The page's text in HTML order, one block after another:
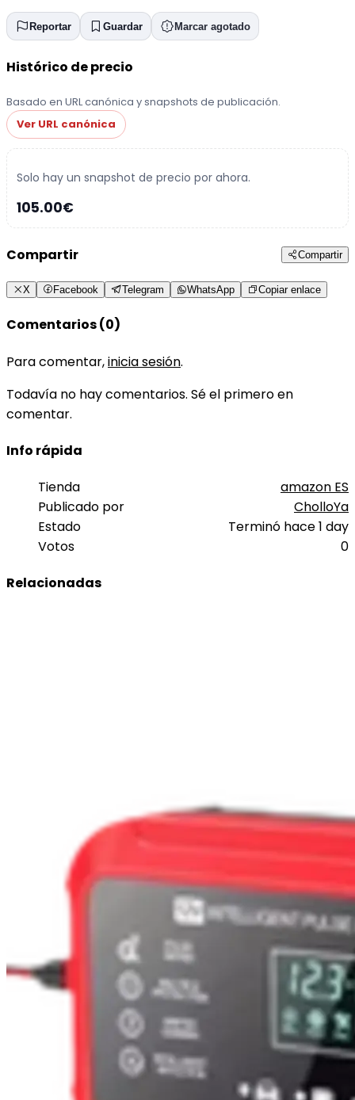
Reportar Guardar Marcar agotado
Histórico de precio
Basado en URL canónica y snapshots de publicación.
Ver URL canónica
Solo hay un snapshot de precio por ahora.
105.00€
Compartir Compartir
X Facebook Telegram WhatsApp Copiar enlace
Comentarios (0)
Para comentar,inicia sesión.
Todavía no hay comentarios. Sé el primero en
comentar.
Info rápida
Tienda
amazon ES
Publicado por
CholloYa
Estado
Terminó hace 1 day
Votos
0
Relacionadas